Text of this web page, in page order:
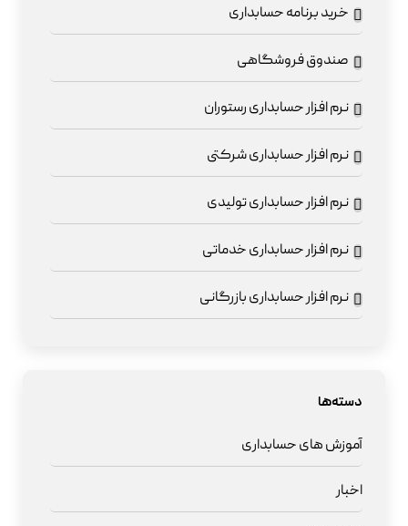
خرید برنامه حسابداری
صندوق فروشگاهی
نرم افزار حسابداری رستوران
نرم افزار حسابداری شرکتی
نرم افزار حسابداری تولیدی
نرم افزار حسابداری خدماتی
نرم افزار حسابداری بازرگانی
دسته‌ها
آموزش های حسابداری
اخبار